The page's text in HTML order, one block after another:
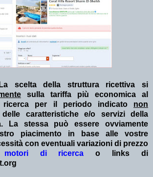
scelta della struttura ricettiva si
sulla tariffa più economica al
ricerca per il periodo indicato non
caratteristiche e/o servizi della
La stessa può essere ovviamente
piacimento in base alle vostre
con eventuali variazioni di prezzo
motori di ricerca o links di